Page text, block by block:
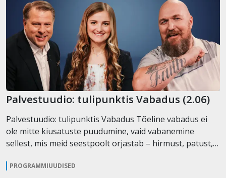
Palvestuudio: tulipunktis Vabadus (2.06)
Palvestuudio: tulipunktis Vabadus Tõeline vabadus ei
ole mitte kiusatuste puudumine, vaid vabanemine
sellest, mis meid seestpoolt orjastab – hirmust, patust,…
PROGRAMMIUUDISED